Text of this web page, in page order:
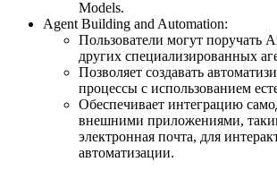
Models.
Agent Building and Automation:
Пользователи могут поручать
других специализированных
Позволяет создавать
процессы с использованием
Обеспечивает интеграцию
внешними приложениями,
электронная почта, для
автоматизации.